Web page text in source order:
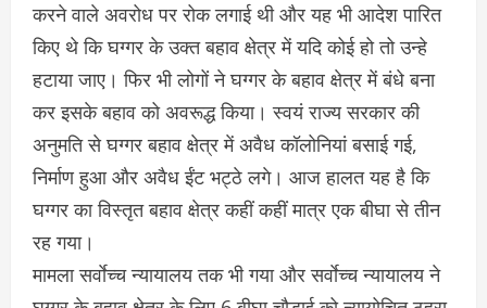
करने वाले अवरोध पर रोक लगाई थी और यह भी आदेश पारित
किए थे कि घग्गर के उक्त बहाव क्षेत्र में यदि कोई हो तो उन्हे
हटाया जाए। फिर भी लोगों ने घग्गर के बहाव क्षेत्र में बंधे बना
कर इसके बहाव को अवरूद्ध किया। स्वयं राज्य सरकार की
अनुमति से घग्गर बहाव क्षेत्र में अवैध कॉलोनियां बसाई गई,
निर्माण हुआ और अवैध ईंट भट्ठे लगे। आज हालत यह है कि
घग्गर का विस्तृत बहाव क्षेत्र कहीं कहीं मात्र एक बीघा से तीन
रह गया।
मामला सर्वाेच्च न्यायालय तक भी गया और सर्वाेच्च न्यायालय ने